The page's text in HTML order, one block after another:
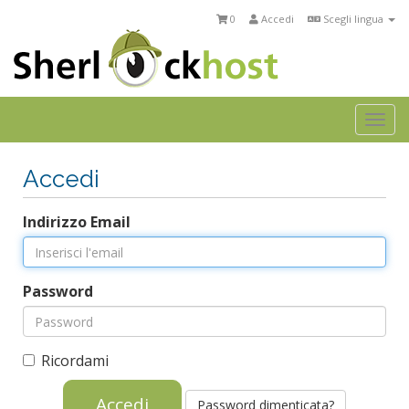
Scegli lingua
Accedi
0
Accedi
Indirizzo Email
Password
Ricordami
Password dimenticata?